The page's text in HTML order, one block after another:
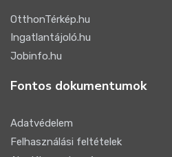
OtthonTérkép.hu
Ingatlantájoló.hu
Jobinfo.hu
Fontos dokumentumok
Adatvédelem
Felhasználási feltételek